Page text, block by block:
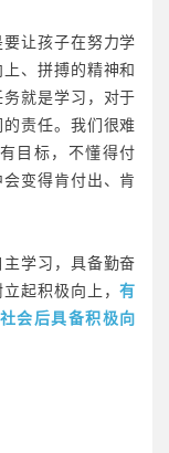
让孩子在努力学
、拼搏的精神和
就是学习，对于
责任。我们很难
目标，不懂得付
变得肯付出、肯
学习，具备勤奋
起积极向上，有
会后具备积极向